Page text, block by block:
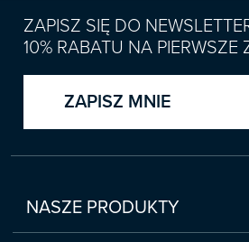
ZAPISZ SIĘ DO
10% RABATU NA PIERWSZE
ZAPISZ MNIE
NASZE PRODUKTY
Nowości